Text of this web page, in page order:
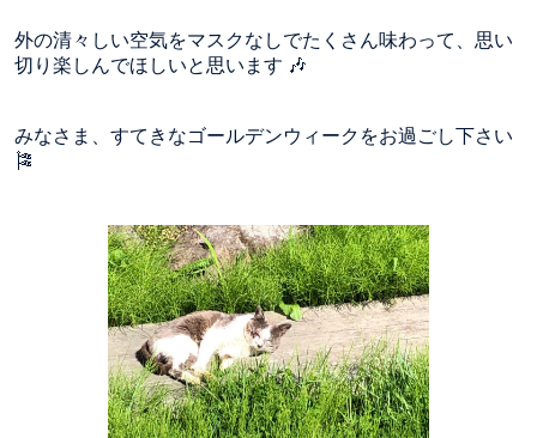
外の清々しい空気をマスクなしでたくさん味わって、思い
切り楽しんでほしいと思います 🎶
みなさま、すてきなゴールデンウィークをお過ごし下さい
🎏